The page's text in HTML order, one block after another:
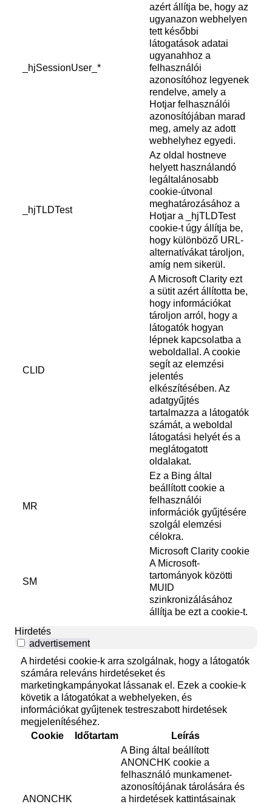
_hjSessionUser_*
azért állítja be, hogy az
ugyanazon webhelyen
tett későbbi
látogatások adatai
ugyanahhoz a
felhasználói
azonosítóhoz legyenek
rendelve, amely a
Hotjar felhasználói
azonosítójában marad
meg, amely az adott
webhelyhez egyedi.
_hjTLDTest
Az oldal hostneve
helyett használandó
legáltalánosabb
cookie-útvonal
meghatározásához a
Hotjar a _hjTLDTest
cookie-t úgy állítja be,
hogy különböző URL-
alternatívákat tároljon,
amíg nem sikerül.
CLID
A Microsoft Clarity ezt
a sütit azért állította be,
hogy információkat
tároljon arról, hogy a
látogatók hogyan
lépnek kapcsolatba a
weboldallal. A cookie
segít az elemzési
jelentés
elkészítésében. Az
adatgyűjtés
tartalmazza a látogatók
számát, a weboldal
látogatási helyét és a
meglátogatott
oldalakat.
MR
Ez a Bing által
beállított cookie a
felhasználói
információk gyűjtésére
szolgál elemzési
célokra.
SM
Microsoft Clarity cookie
A Microsoft-
tartományok közötti
MUID
szinkronizálásához
állítja be ezt a cookie-t.
Hirdetés
advertisement
A hirdetési cookie-k arra szolgálnak, hogy a látogatók
számára releváns hirdetéseket és
marketingkampányokat lássanak el. Ezek a cookie-k
követik a látogatókat a webhelyeken, és
információkat gyűjtenek testreszabott hirdetések
megjelenítéséhez.
Cookie
Időtartam Leírás
ANONCHK
A Bing által beállított
ANONCHK cookie a
felhasználó munkamenet-
azonosítójának tárolására és
a hirdetések kattintásainak